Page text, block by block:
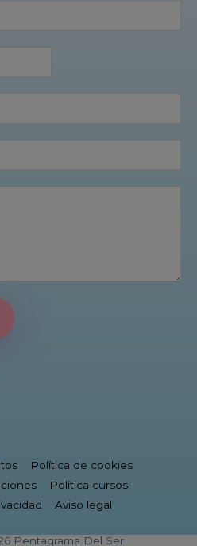
Pentagrama Del Ser
Política de cookies
Política cursos
Aviso legal